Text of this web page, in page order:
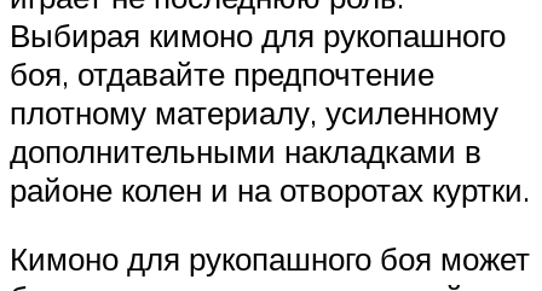
Выбирая кимоно для рукопашного
боя, отдавайте предпочтение
плотному материалу, усиленному
дополнительными накладками в
районе колен и на отворотах куртки.
Кимоно для рукопашного боя может